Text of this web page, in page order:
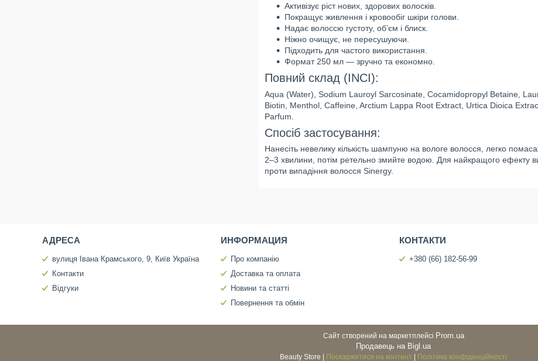
Активізує ріст нових, здорових волосків.
Покращує живлення і кровообіг шкіри голови.
Надає волоссю густоту, об’єм і блиск.
Ніжно очищує, не пересушуючи.
Підходить для частого використання.
Формат 250 мл — зручно та економно.
Повний склад (INCI):
Aqua (Water), Sodium Lauroyl Sarcosinate, Cocamidopropyl Betaine,
Biotin, Menthol, Caffeine, Arctium Lappa Root Extract, Urtica Dioica
Parfum.
Спосіб застосування:
Нанесіть невелику кількість шампуню на вологе волосся, легко
2–3 хвилини, потім ретельно змийте водою. Для найкращого ефекту
проти випадіння волосся Sinergy.
АДРЕСА
вулиця Івана Крамського, 9, Київ Україна
Контакти
Відгуки
ИНФОРМАЦИЯ
Про компанію
Доставка та оплата
Новини та статті
Повернення та обмін
КОНТАКТИ
+380 (66) 182-56-99
Сайт створений на маркетплейсі Prom.ua
Продавець на Bigl.ua
Поскаржитися на контент Політика конфіденційності